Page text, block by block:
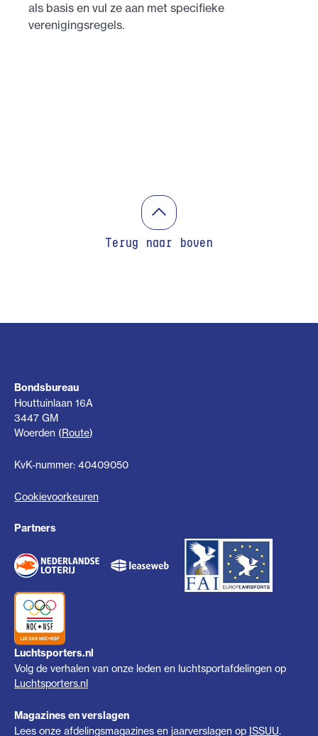
als basis en vul ze aan met specifieke
verenigingsregels.
Terug naar boven
Bondsbureau
Houttuinlaan 16A
3447 GM
Woerden (Route)
KvK-nummer: 40409050
Cookievoorkeuren
Partners
Luchtsporters.nl
Volg de verhalen van onze leden en luchtsportafdelingen op
Luchtsporters.nl
Magazines en verslagen
Lees onze afdelingsmagazines en jaarverslagen op ISSUU.